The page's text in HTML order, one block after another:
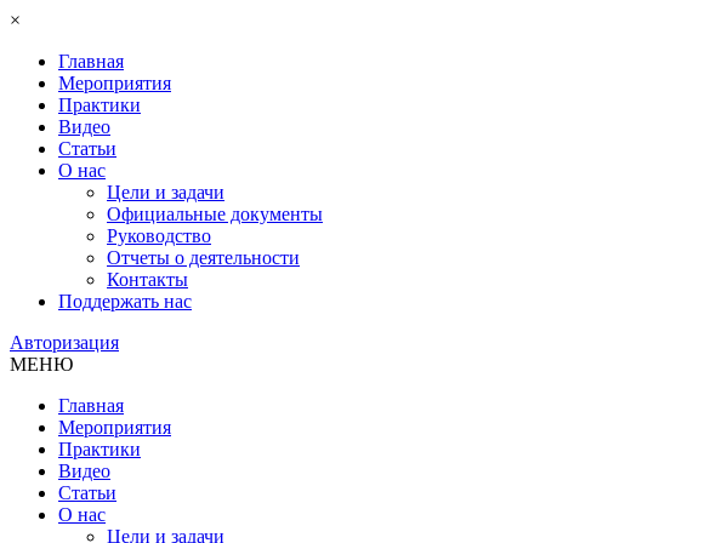
×
Главная
Мероприятия
Практики
Видео
Статьи
О нас
Цели и задачи
Официальные документы
Руководство
Отчеты о деятельности
Контакты
Поддержать нас
Авторизация
МЕНЮ
Главная
Мероприятия
Практики
Видео
Статьи
О нас
Цели и задачи